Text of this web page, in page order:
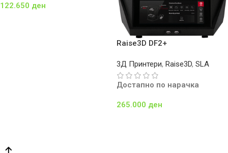
122.650 ден
Raise3D DF2+
3Д Принтери, Raise3D, SLA
Достапно по нарачка
265.000 ден